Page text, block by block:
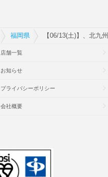
福岡県 【06/13(土)】、北九
店舗一覧
お知らせ
プライバシーポリシー
会社概要